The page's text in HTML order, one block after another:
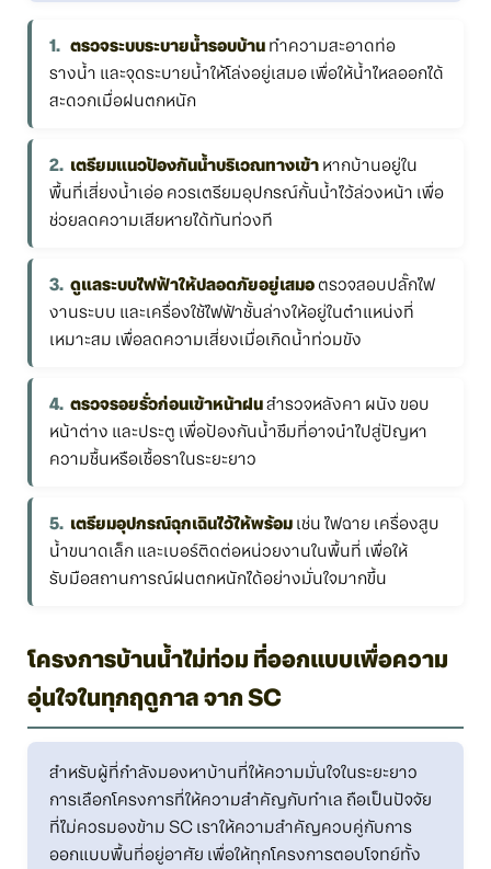
ตรวจระบบระบายน้ำรอบบ้าน ทำความสะอาดท่อ
รางน้ำ และจุดระบายน้ำให้โล่งอยู่เสมอ เพื่อให้น้ำไหลออกได้
สะดวกเมื่อฝนตกหนัก
เตรียมแนวป้องกันน้ำบริเวณทางเข้า หากบ้านอยู่ใน
พื้นที่เสี่ยงน้ำเอ่อ ควรเตรียมอุปกรณ์กั้นน้ำไว้ล่วงหน้า เพื่อ
ช่วยลดความเสียหายได้ทันท่วงที
ดูแลระบบไฟฟ้าให้ปลอดภัยอยู่เสมอ ตรวจสอบปลั๊กไฟ
งานระบบ และเครื่องใช้ไฟฟ้าชั้นล่างให้อยู่ในตำแหน่งที่
เหมาะสม เพื่อลดความเสี่ยงเมื่อเกิดน้ำท่วมขัง
ตรวจรอยรั่วก่อนเข้าหน้าฝนสำรวจหลังคา ผนัง ขอบ
หน้าต่าง และประตู เพื่อป้องกันน้ำซึมที่อาจนำไปสู่ปัญหา
ความชื้นหรือเชื้อราในระยะยาว
เตรียมอุปกรณ์ฉุกเฉินไว้ให้พร้อม เช่น ไฟฉาย เครื่องสูบ
น้ำขนาดเล็ก และเบอร์ติดต่อหน่วยงานในพื้นที่ เพื่อให้
รับมือสถานการณ์ฝนตกหนักได้อย่างมั่นใจมากขึ้น
โครงการบ้านน้ำไม่ท่วม ที่ออกแบบเพื่อความ
อุ่นใจในทุกฤดูกาล จาก SC
สำหรับผู้ที่กำลังมองหาบ้านที่ให้ความมั่นใจในระยะยาว
การเลือกโครงการที่ให้ความสำคัญกับทำเล ถือเป็นปัจจัย
ที่ไม่ควรมองข้าม SC เราให้ความสำคัญควบคู่กับการ
ออกแบบพื้นที่อยู่อาศัย เพื่อให้ทุกโครงการตอบโจทย์ทั้ง